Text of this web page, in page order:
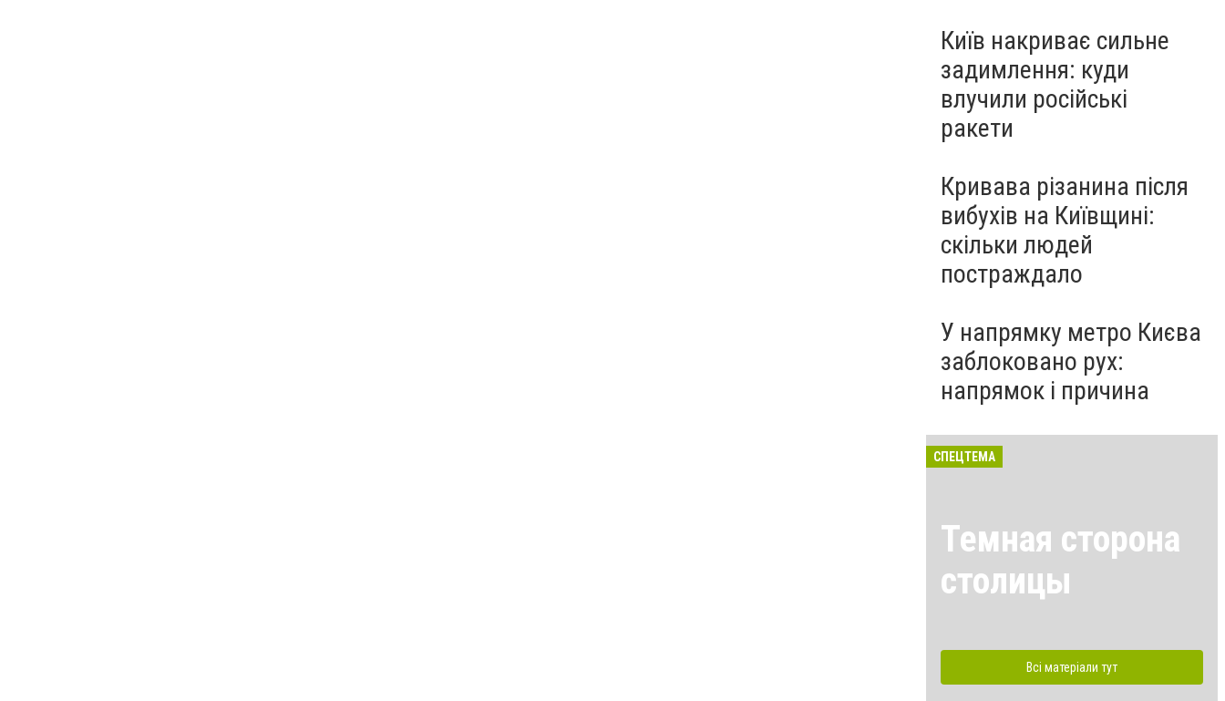
Київ накриває сильне
задимлення: куди
влучили російські
ракети
Кривава різанина після
вибухів на Київщині:
скільки людей
постраждало
У напрямку метро Києва
заблоковано рух:
напрямок і причина
СПЕЦТЕМА
Темная сторона
столицы
Всі матеріали тут